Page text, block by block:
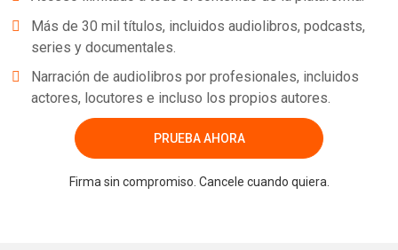
Más de 30 mil títulos, incluidos audiolibros, podcasts,
series y documentales.
Narración de audiolibros por profesionales, incluidos
actores, locutores e incluso los propios autores.
PRUEBA AHORA
Firma sin compromiso. Cancele cuando quiera.